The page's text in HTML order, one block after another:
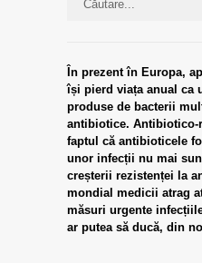
În prezent în Europa,
își pierd viața anual ca
produse de bacterii
antibiotice. Antibiotico-
faptul că antibioticele
unor infecții nu mai
creșterii rezistenței la
mondial medicii atrag
măsuri urgente
ar putea să ducă, din